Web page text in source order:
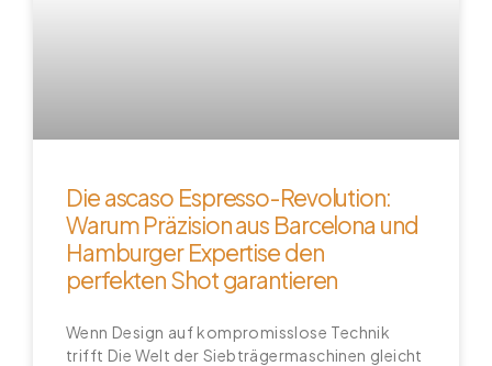
Die ascaso Espresso-Revolution:
Warum Präzision aus Barcelona und
Hamburger Expertise den
perfekten Shot garantieren
Wenn Design auf kompromisslose Technik
trifft Die Welt der Siebträgermaschinen gleicht